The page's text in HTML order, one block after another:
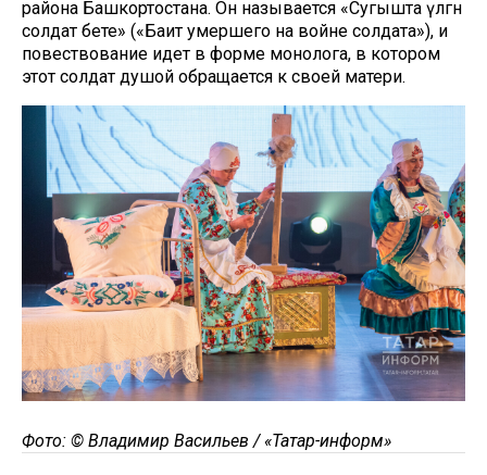
района Башкортостана. Он называется «Сугышта үлгән
солдат бәете» («Баит умершего на войне солдата»), и
повествование идет в форме монолога, в котором
этот солдат душой обращается к своей матери.
Фото: © Владимир Васильев / «Татар-информ»